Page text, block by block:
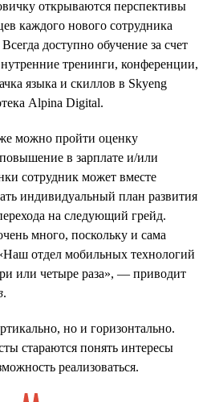
открываются перспективы
каждого нового сотрудника
доступно обучение за счет
тренинги, конференции,
языка и скиллов в Skyeng
Alpina Digital.
можно пройти оценку
в зарплате и/или
сотрудник может вместе
индивидуальный план развития
на следующий грейд.
много, поскольку и сама
отдел мобильных технологий
или четыре раза», — приводит
.
но и горизонтально.
стараются понять интересы
реализоваться.